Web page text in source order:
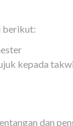
berikut:
kepada
dan